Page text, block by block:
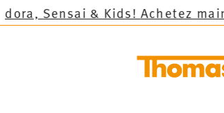
Kids!Achetez maintenant !